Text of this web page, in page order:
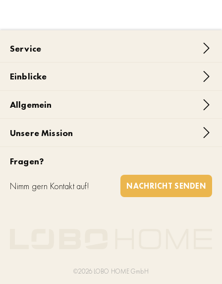
Service
Einblicke
Allgemein
Unsere Mission
Fragen?
Nimm gern Kontakt auf! NACHRICHT SENDEN
©2026 LOBO HOME GmbH